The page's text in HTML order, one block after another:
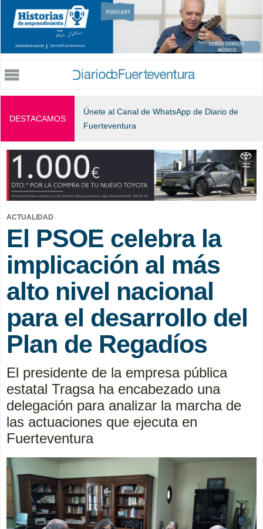
Jump to navigation
DESTACAMOS
Únete al Canal de WhatsApp de Diario de
Fuerteventura
ACTUALIDAD
El PSOE celebra la
implicación al más
alto nivel nacional
para el desarrollo del
Plan de Regadíos
El presidente de la empresa pública
estatal Tragsa ha encabezado una
delegación para analizar la marcha de
las actuaciones que ejecuta en
Fuerteventura